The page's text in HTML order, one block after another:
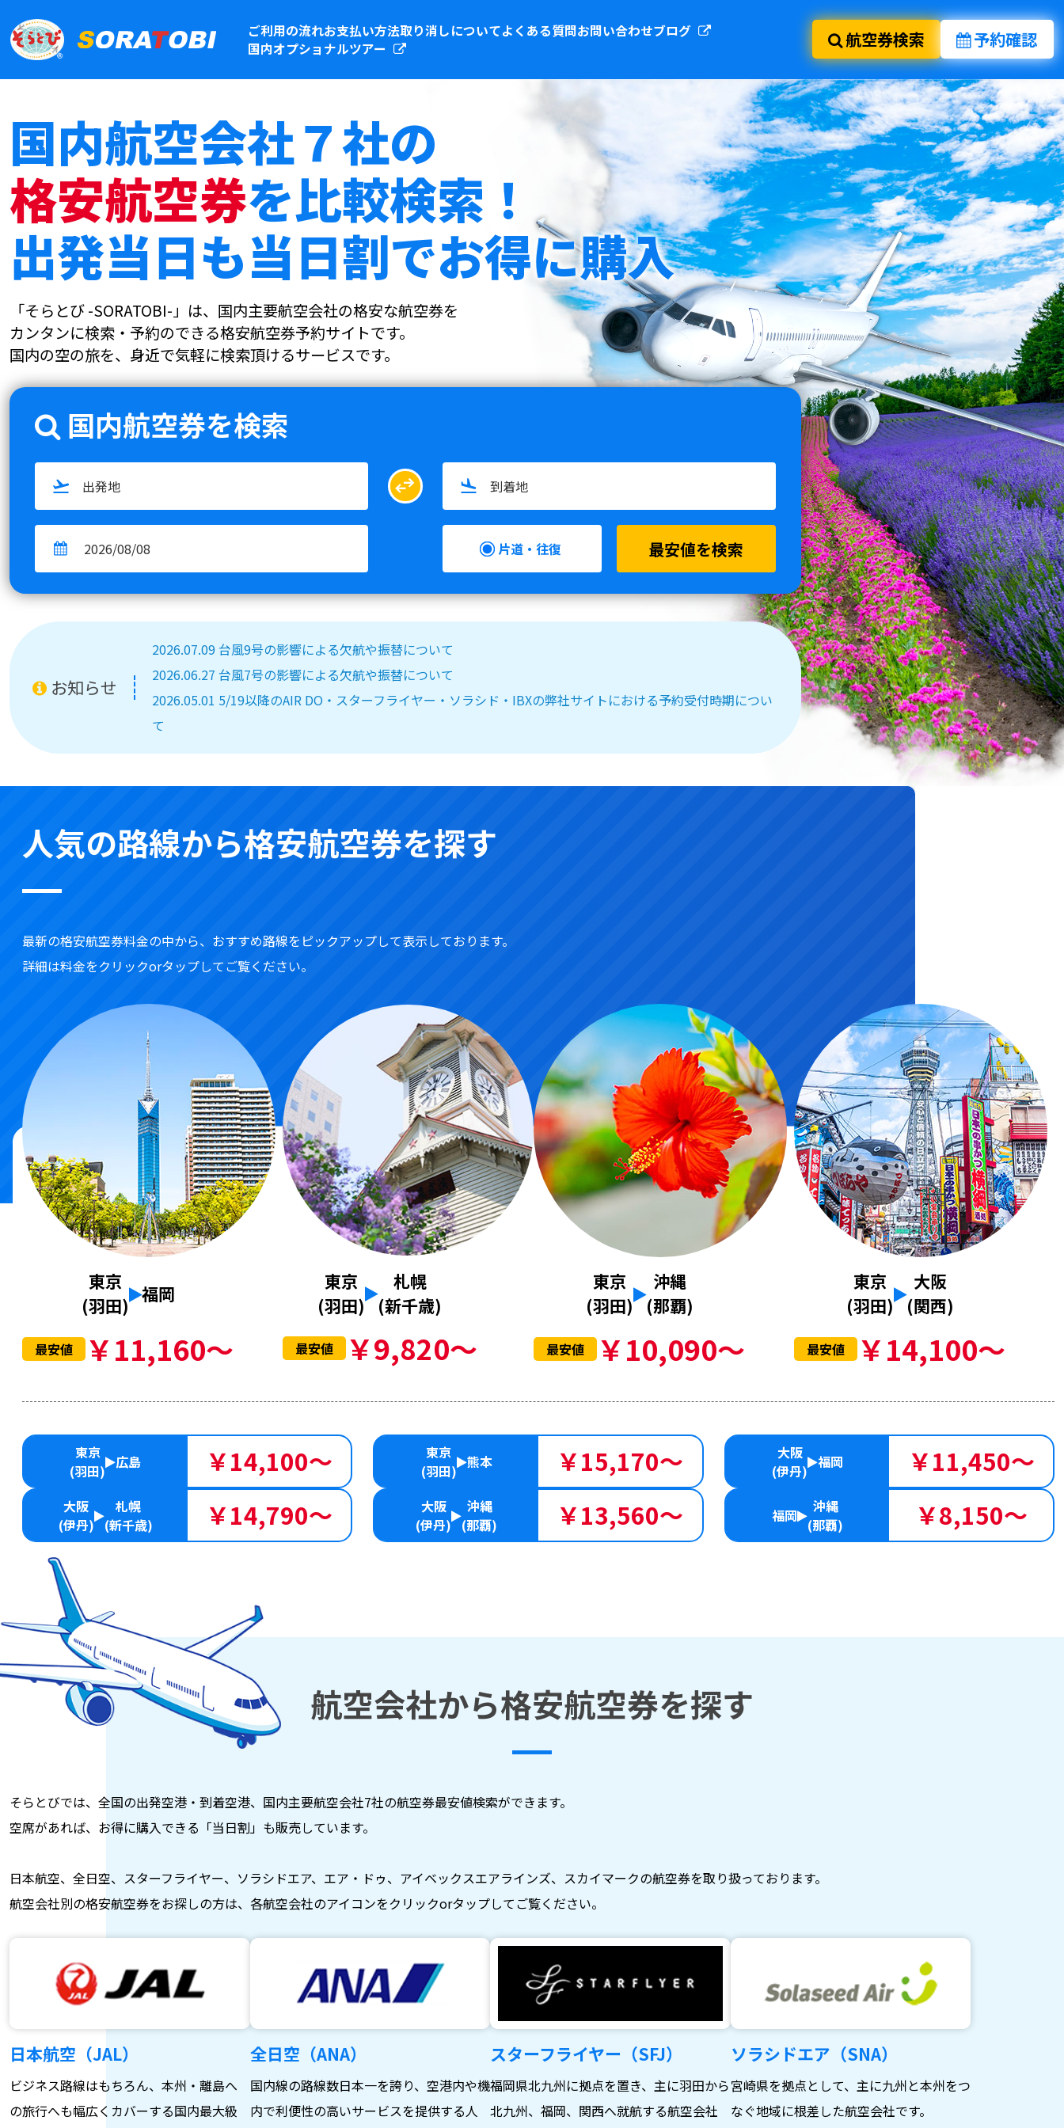
ご利用の流れお支払い方法取り消しについてよくある質問お問い合わせブログ
国内オプショナルツアー
航空券検索 予約確認
国内航空会社７社の
格安航空券を比較検索！
出発当日も当日割でお得に購入
「そらとび -SORATOBI-」は、国内主要航空会社の格安な航空券を
カンタンに検索・予約のできる格安航空券予約サイトです。
国内の空の旅を、身近で気軽に検索頂けるサービスです。
国内航空券を検索
swap_horiz
片道・往復 最安値を検索
お知らせ
2026.07.09 台風9号の影響による欠航や振替について
2026.06.27 台風7号の影響による欠航や振替について
2026.05.01 5/19以降のAIR DO・スターフライヤー・ソラシド・IBXの弊社サイトにおける予約受付時期につい
て
人気の路線から格安航空券を探す
最新の格安航空券料金の中から、おすすめ路線をピックアップして表示しております。
詳細は料金をクリックorタップしてご覧ください。
東京
(羽田)
福岡
最安値 ￥11,160～
東京
(羽田)
札幌
(新千歳)
最安値 ￥9,820～
東京
(羽田)
沖縄
(那覇)
最安値 ￥10,090～
東京
(羽田)
大阪
(関西)
最安値 ￥14,100～
東京
(羽田) 広島 ￥14,100～
東京
(羽田) 熊本 ￥15,170～
大阪
(伊丹) 福岡 ￥11,450～
大阪
(伊丹)
札幌
(新千歳)
￥14,790～
大阪
(伊丹)
沖縄
(那覇)
￥13,560～ 福岡
沖縄
(那覇)
￥8,150～
航空会社から格安航空券を探す
そらとびでは、全国の出発空港・到着空港、国内主要航空会社7社の航空券最安値検索ができます。
空席があれば、お得に購入できる「当日割」も販売しています。
日本航空、全日空、スターフライヤー、ソラシドエア、エア・ドゥ、アイベックスエアラインズ、スカイマークの航空券を取り扱っております。
航空会社別の格安航空券をお探しの方は、各航空会社のアイコンをクリックorタップしてご覧ください。
日本航空（JAL）
ビジネス路線はもちろん、本州・離島へ
の旅行へも幅広くカバーする国内最大級
全日空（ANA）
国内線の路線数日本一を誇り、空港内や機
内で利便性の高いサービスを提供する人
スターフライヤー（SFJ）
福岡県北九州に拠点を置き、主に羽田から
北九州、福岡、関西へ就航する航空会社
ソラシドエア（SNA）
宮崎県を拠点として、主に九州と本州をつ
なぐ地域に根差した航空会社です。